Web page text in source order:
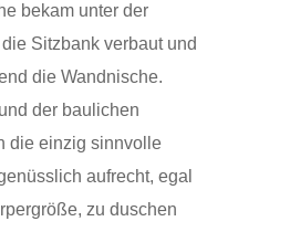
bekam unter der
Sitzbank verbaut und
die Wandnische.
der baulichen
die einzig sinnvolle
aufrecht, egal
zu duschen